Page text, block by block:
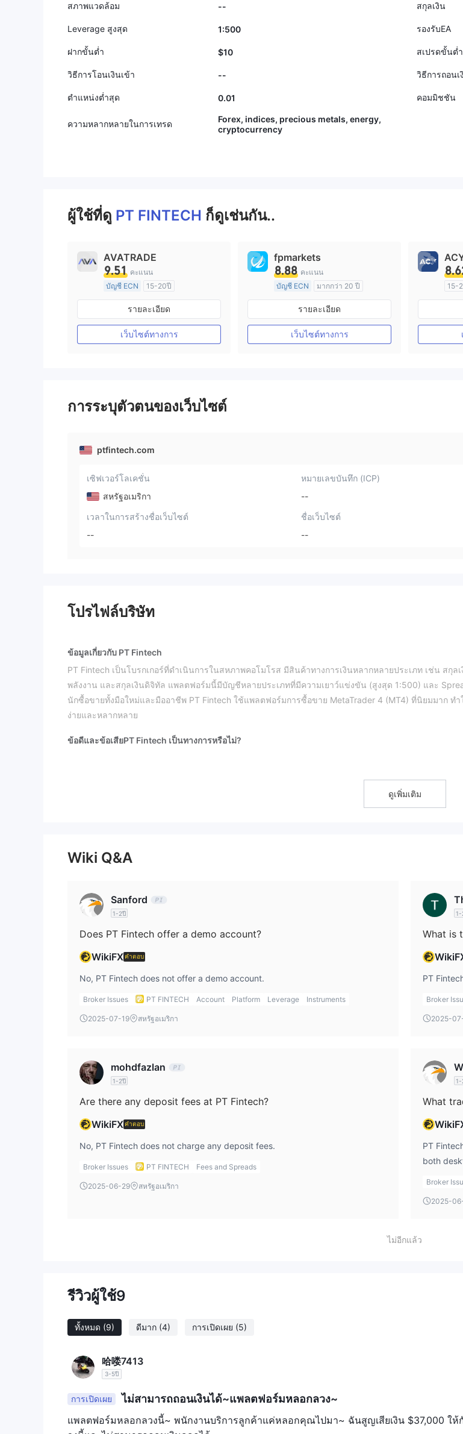
สภาพแวดล้อม -- สกุลเงิน
Leverage สูงสุด 1:500 รองรับEA
ฝากขั้นต่ำ $10 สเปรดขั้นต่ำ
วิธีการโอนเงินเข้า -- วิธีการถอนเ
ตำแหน่งต่ำสุด 0.01 คอมมิชชัน
ความหลากหลายในการเทรด
Forex, indices, precious metals, energy,
cryptocurrency
ผู้ใช้ที่ดู PT FINTECH ก็ดูเช่นกัน..
AVATRADE
9.51 คะแนน
บัญชี ECN
15-20ปี
การกำกับดูแล ออสเตรเลีย
ใบอนุญาต MT4 แบบเต็ม
รายละเอียด
เว็บไซต์ทางการ
fpmarkets
8.88 คะแนน
บัญชี ECN
มากกว่า 20 ปี
การกำกับดูแล ออสเตรเลีย
ใบอนุญาต MT4 แบบเต็ม
รายละเอียด
เว็บไซต์ทางการ
15-
การ
ใบอ
การระบุตัวตนของเว็บไซต์
ptfintech.com
เซิฟเวอร์โลเคชั่น
สหรัฐอเมริกา
หมายเลขบันทึก (ICP)
--
เวลาในการสร้างชื่อเว็บไซต์
--
ชื่อเว็บไซต์
--
โปรไฟล์บริษัท
ข้อมูลเกี่ยวกับ PT Fintech
PT Fintech เป็นโบรกเกอร์ที่ดำเนินการในสหภาพคอโมโรส มีสินค้าทางการเงินหลากหลายประเภท เช่น สกุล
พลังงาน และสกุลเงินดิจิทัล แพลตฟอร์มนี้มีบัญชีหลายประเภทที่มีความเยาว์แข่งขัน (สูงสุด 1:500) และ
นักซื้อขายทั้งมือใหม่และมืออาชีพ PT Fintech ใช้แพลตฟอร์มการซื้อขาย MetaTrader 4 (MT4) ที่นิยมมาก ทำ
ง่ายและหลากหลาย
ข้อดีและข้อเสียPT Fintech เป็นทางการหรือไม่?
ดูเพิ่มเติม
Wiki Q&A
Sanford
1-2ปี
Does PT Fintech offer a demo account?
WikiFXคำตอบ
No, PT Fintech does not offer a demo account.
Broker Issues PT FINTECH Account Platform Leverage Instruments
2025-07-19 สหรัฐอเมริกา
1-
What is
PT
Broker
2025-
mohdfazlan
1-2ปี
Are there any deposit fees at PT Fintech?
WikiFXคำตอบ
No, PT Fintech does not charge any deposit fees.
Broker Issues PT FINTECH Fees and Spreads
2025-06-29 สหรัฐอเมริกา
1-
What
PT
both
Broker
2025-
ไม่อีกแล้ว
รีวิวผู้ใช้9
ทั้งหมด (9) ดีมาก (4) การเปิดเผย (5)
哈喽7413
3-5ปี
การเปิดเผย ไม่สามารถถอนเงินได้~แพลตฟอร์มหลอกลวง~
แพลตฟอร์มหลอกลวงนี้~ พนักงานบริการลูกค้าแค่หลอกคุณไปมา~ ฉันสูญเสียเงิน $37,000 ใ